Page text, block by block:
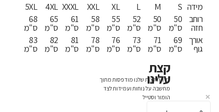
5XL
68
ס"מ
83
ס"מ
4XL
65
ס"מ
82
ס"מ
XXXL
61
ס"מ
81
ס"מ
XXL
58
ס"מ
78
ס"מ
XL
55
ס"מ
76
ס"מ
L
52
ס"מ
73
ס"מ
M
50
ס"מ
71
ס"מ
S
50
ס"מ
69
ס"מ
מידה
רוחב
חזה
אורך
גוף
כל החולצות שלנו מודפסות מתוך
מחשבה על נוחות ועמידות לצד
הומור וסטייל
קצת
עלינו